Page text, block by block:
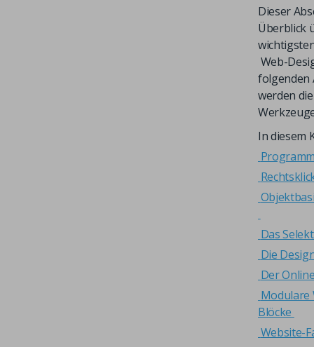
Dieser
Überblick
Web-
folgenden
werden
In diesem
Das
Die
Der
Modulare
Blöcke
Website-